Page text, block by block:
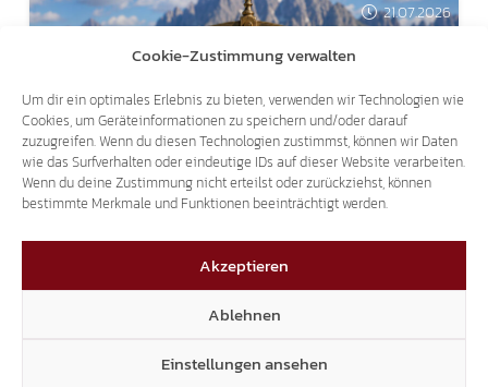
Cookie-Zustimmung verwalten
Um dir ein optimales Erlebnis zu bieten, verwenden wir Technologien wie
Cookies, um Geräteinformationen zu speichern und/oder darauf
zuzugreifen. Wenn du diesen Technologien zustimmst, können wir Daten
wie das Surfverhalten oder eindeutige IDs auf dieser Website verarbeiten.
Wenn du deine Zustimmung nicht erteilst oder zurückziehst, können
bestimmte Merkmale und Funktionen beeinträchtigt werden.
Akzeptieren
Ablehnen
Einstellungen ansehen
21.07.2026
SEIT 50 JAHREN IN KRAFT
WICHTIGSTER SCHUTZ DER SÜD-TIROLER:
DER PROPORZ ERKLÄRT